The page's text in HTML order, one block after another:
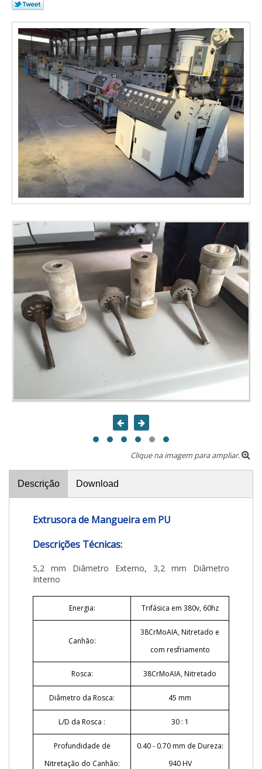
Clique na imagem para ampliar.
Descrição Download
Extrusora de Mangueira em PU
Descrições Técnicas:
5,2 mm Diâmetro Externo, 3,2 mm Diâmetro
Interno
Energia: Trifásica em 380v, 60hz
Canhão:
38CrMoAIA, Nitretado e
com resfriamento
Rosca: 38CrMoAIA, Nitretado
Diâmetro da Rosca: 45 mm
L/D da Rosca : 30 : 1
Profundidade de
Nitretação do Canhão:
0.40 - 0.70 mm de Dureza:
940 HV